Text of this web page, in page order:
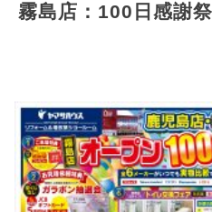
霧島店：100日感謝